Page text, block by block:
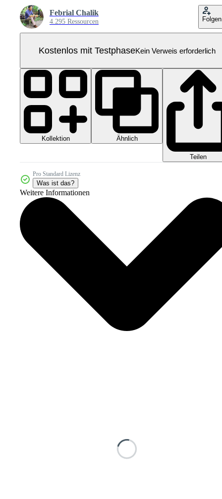
Febrial Chalik
4.295 Ressourcen Folgen
Kostenlos mit TestphaseKein Verweis erforderlich
Kollektion Ähnlich
Teilen
Pro Standard Lizenz
Was ist das?
Weitere Informationen